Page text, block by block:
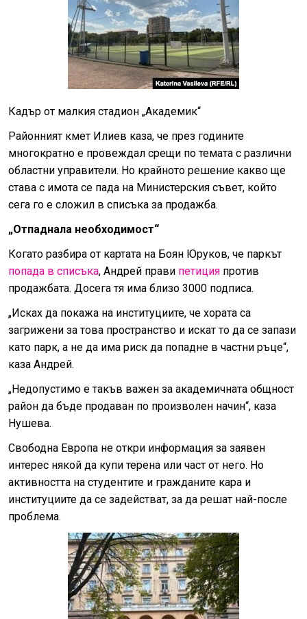
Кадър от малкия стадион „Академик“
Районният кмет Илиев каза, че през годините
многократно е провеждал срещи по темата с различни
областни управители. Но крайното решение какво ще
става с имота се пада на Министерския съвет, който
сега го е сложил в списъка за продажба.
„Отпаднала необходимост“
Когато разбира от картата на Боян Юруков, че паркът
попада в списъка, Андрей прави петиция против
продажбата. Досега тя има близо 3000 подписа.
„Исках да покажа на институциите, че хората са
загрижени за това пространство и искат то да се запази
като парк, а не да има риск да попадне в частни ръце“,
каза Андрей.
„Недопустимо е такъв важен за академичната общност
район да бъде продаван по произволен начин“, каза
Нушева.
Свободна Европа не откри информация за заявен
интерес някой да купи терена или част от него. Но
активността на студентите и гражданите кара и
институциите да се задействат, за да решат най-после
проблема.